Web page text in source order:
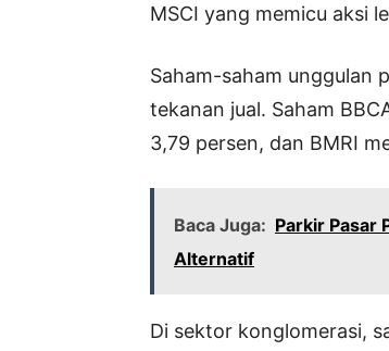
MSCI yang memicu aksi
Saham-saham unggulan
tekanan jual. Saham
3,79 persen, dan BMRI
Baca Juga: Parkir Pasar
Alternatif
Di sektor konglomerasi,